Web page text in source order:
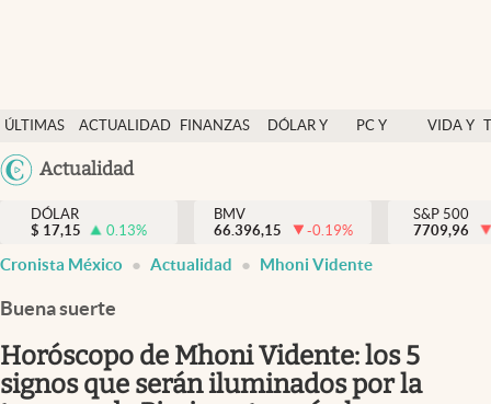
ÚLTIMAS
NOTICIAS
ACTUALIDAD
FINANZAS
DÓLAR Y
PC Y
VIDA Y
México
Actualidad
Actualidad
Finanzas y economía
Dólar y mercados
Pc y celular
DÓLAR
$ 17,15 0.13%
BMV
66.396,15
-0.19%
S&P 500
7709,96
Cronista México Actualidad Mhoni Vidente
Buena suerte
Horóscopo de Mhoni Vidente: los 5
signos que serán iluminados por la